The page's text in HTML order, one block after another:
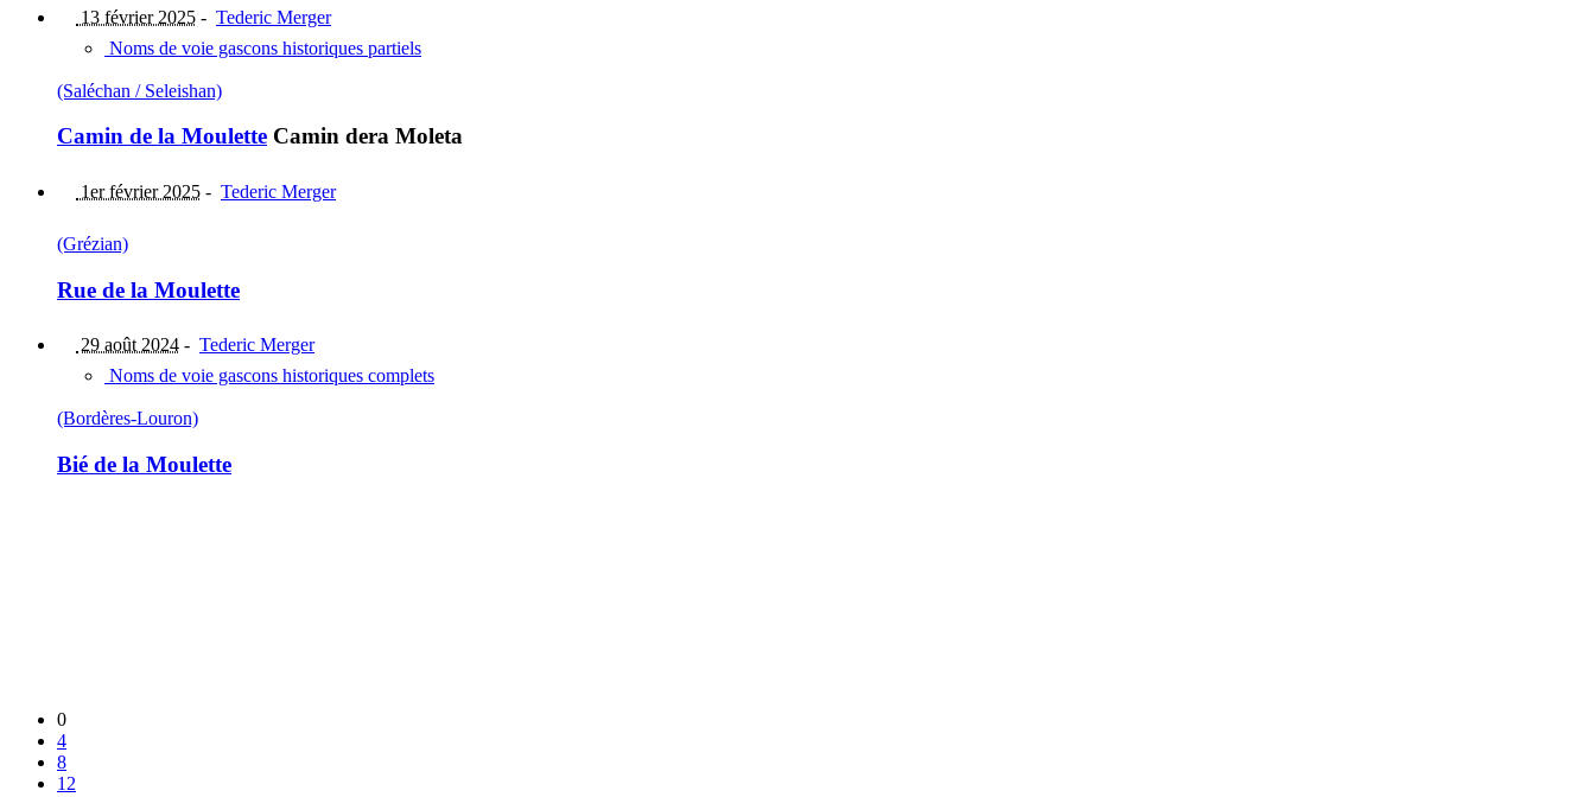
13 février 2025 - Tederic Merger
Noms de voie gascons historiques partiels
(Saléchan / Seleishan)
Camin de la Moulette Camin dera Moleta
1er février 2025 - Tederic Merger
(Grézian)
Rue de la Moulette
29 août 2024 - Tederic Merger
Noms de voie gascons historiques complets
(Bordères-Louron)
Bié de la Moulette
0
4
8
12